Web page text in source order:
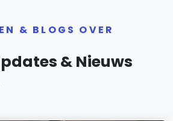
& BLOGS OVER
& Nieuws